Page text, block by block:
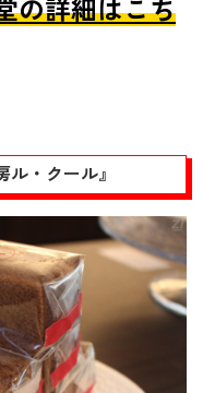
の詳細はこち
・クール』